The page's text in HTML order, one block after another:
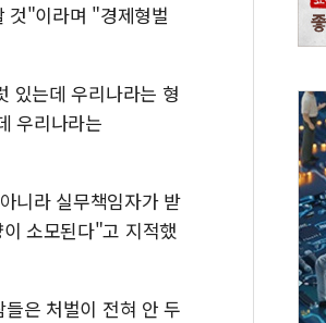
것"이라며 "경제형벌
있는데 우리나라는 형
우리나라는
니라 실무책임자가 받
소모된다"고 지적했
은 처벌이 전혀 안 두